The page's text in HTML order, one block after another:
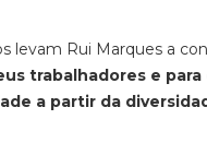
levam Rui Marques a
trabalhadores e
a partir da